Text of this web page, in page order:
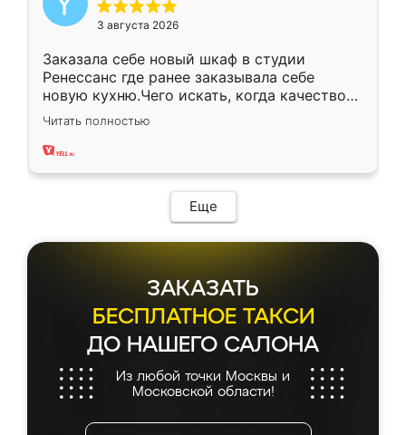
3 августа 2026
Заказала себе новый шкаф в студии
Ренессанс где ранее заказывала себе
новую кухню.Чего искать, когда качеством
вполне довольна. Служит кухня уже почти
два года, нареканий нет.
Читать полностью
Еще
ЗАКАЗАТЬ
БЕСПЛАТНОЕ ТАКСИ
ДО НАШЕГО САЛОНА
Из любой точки Москвы и
Московской области!